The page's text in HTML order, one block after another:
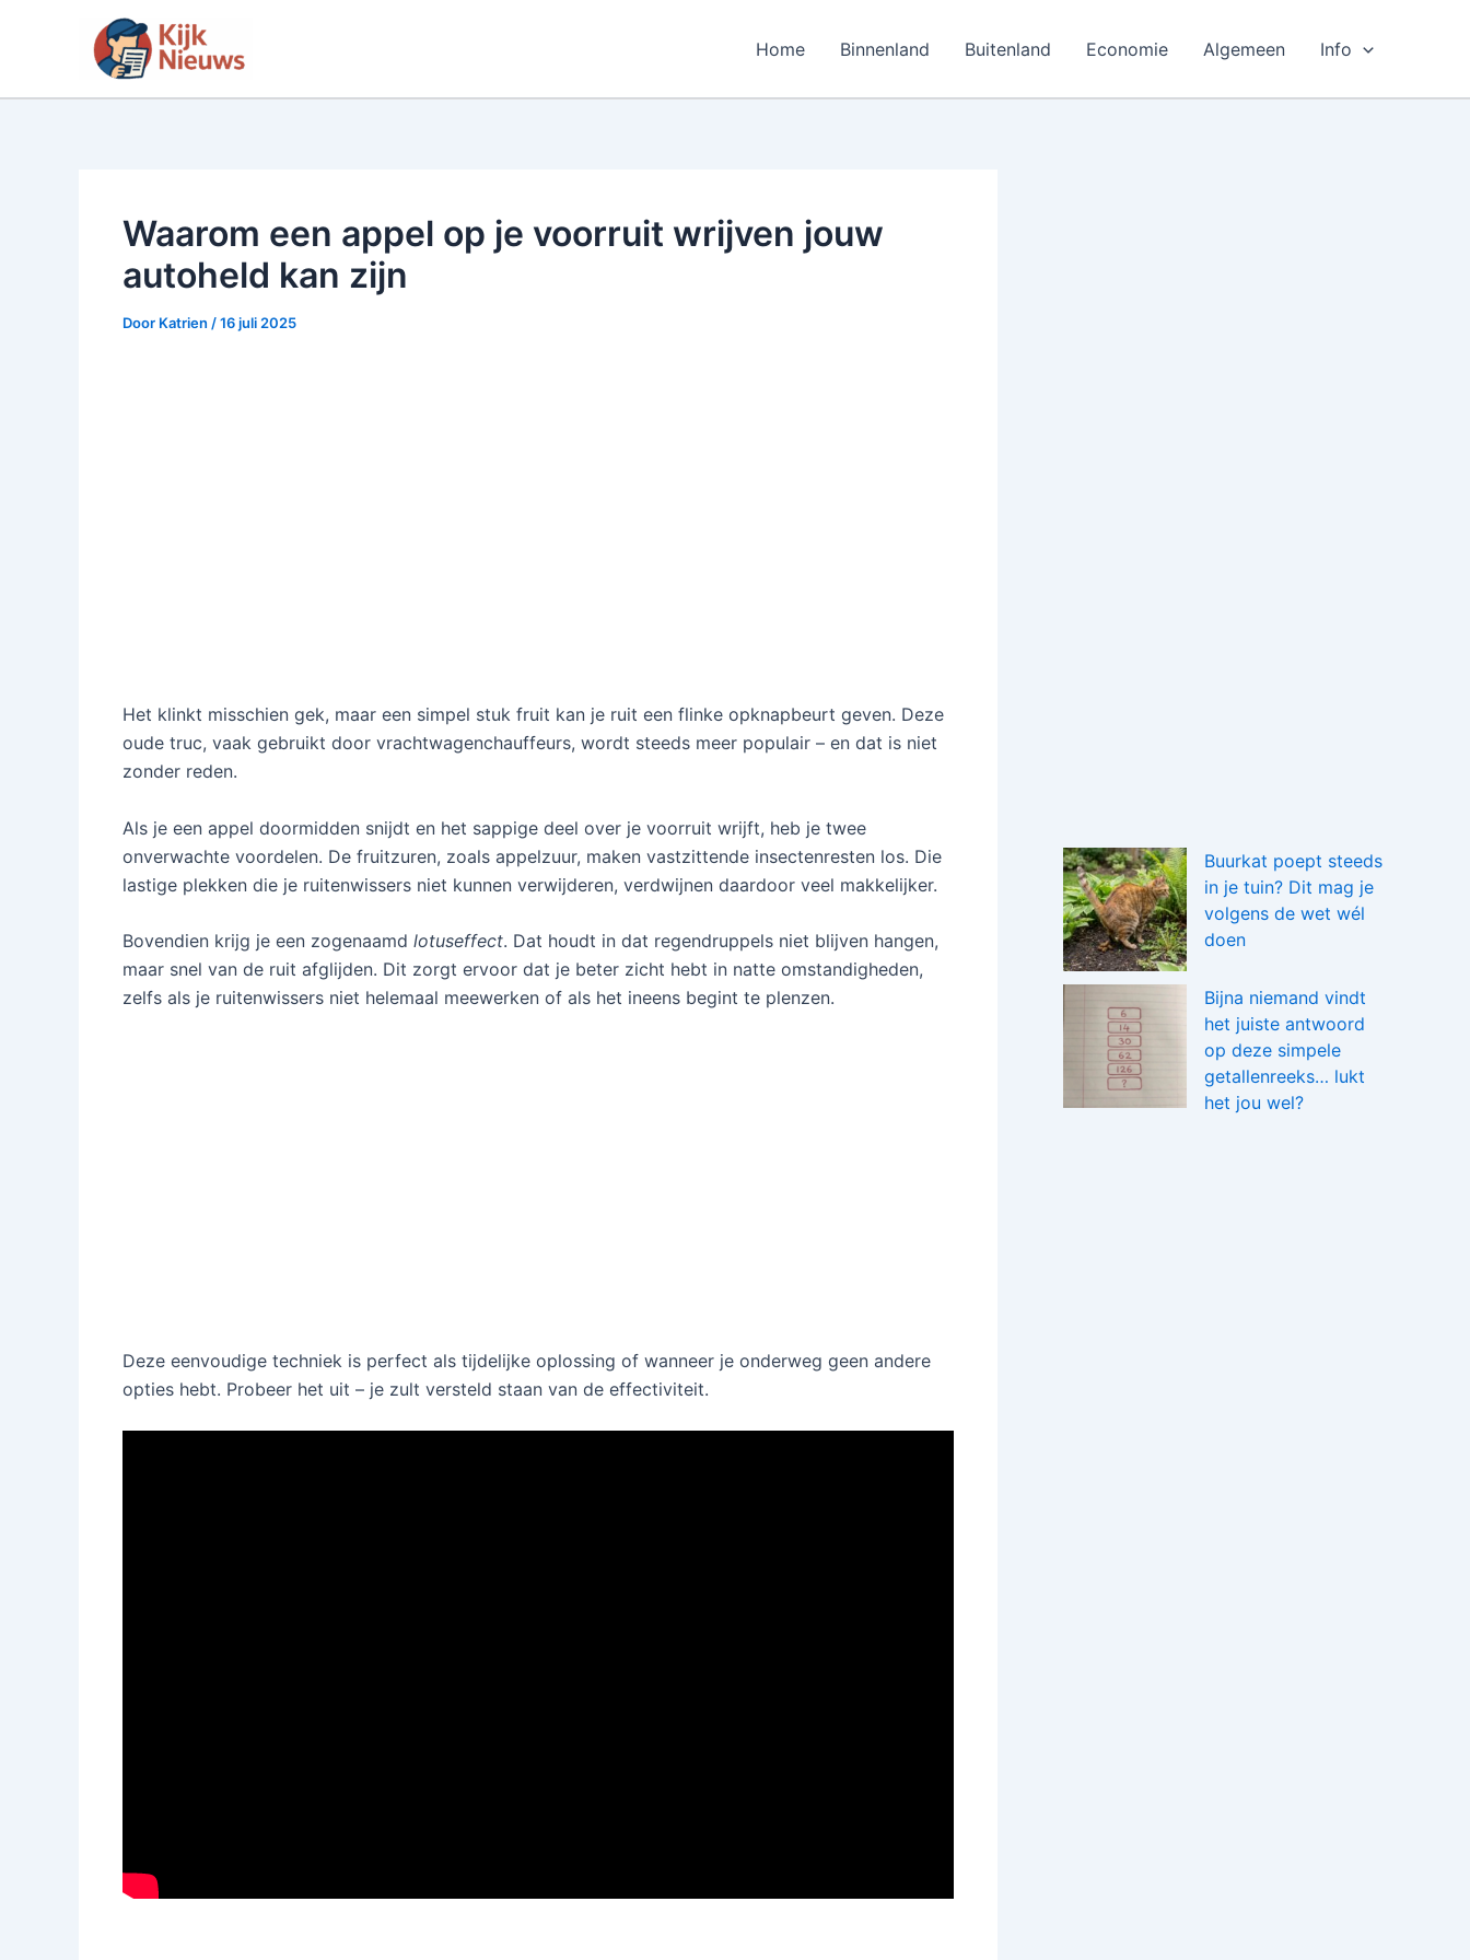
inhoud
Home Binnenland Buitenland Economie Algemeen Info
Waarom een appel op je voorruit wrijven jouw
autoheld kan zijn
Door Katrien /16 juli 2025
Het klinkt misschien gek, maar een simpel stuk fruit kan je ruit een flinke opknapbeurt geven. Deze
oude truc, vaak gebruikt door vrachtwagenchauffeurs, wordt steeds meer populair – en dat is niet
zonder reden.
Als je een appel doormidden snijdt en het sappige deel over je voorruit wrijft, heb je twee
onverwachte voordelen. De fruitzuren, zoals appelzuur, maken vastzittende insectenresten los. Die
lastige plekken die je ruitenwissers niet kunnen verwijderen, verdwijnen daardoor veel makkelijker.
Bovendien krijg je een zogenaamd lotuseffect. Dat houdt in dat regendruppels niet blijven hangen,
maar snel van de ruit afglijden. Dit zorgt ervoor dat je beter zicht hebt in natte omstandigheden,
zelfs als je ruitenwissers niet helemaal meewerken of als het ineens begint te plenzen.
Deze eenvoudige techniek is perfect als tijdelijke oplossing of wanneer je onderweg geen andere
opties hebt. Probeer het uit – je zult versteld staan van de effectiviteit.
Buurkat poept steeds
in je tuin? Dit mag je
volgens de wet wél
doen
Bijna niemand vindt
het juiste antwoord
op deze simpele
getallenreeks… lukt
het jou wel?